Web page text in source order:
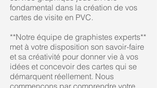
fondamental dans la création de vos
cartes de visite en PVC.
**Notre équipe de graphistes experts**
met à votre disposition son savoir-faire
et sa créativité pour donner vie à vos
idées et concevoir des cartes qui se
démarquent réellement. Nous
commençons par comprendre votre